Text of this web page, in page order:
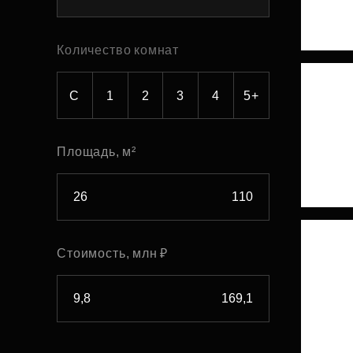
Рефинансирование
Количество комнат
С 1 2 3 4 5+
Площадь, м²
Стоимость, млн ₽